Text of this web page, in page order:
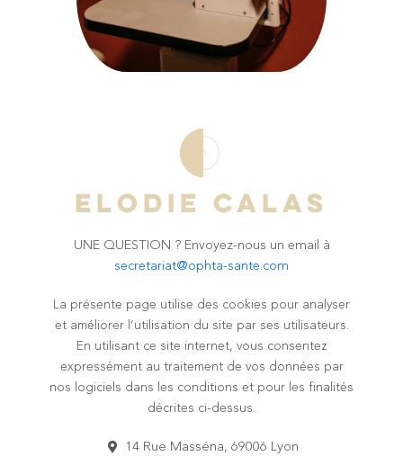
ELODIE CALAS
UNE QUESTION ? Envoyez-nous un email à
secretariat@ophta-sante.com
La présente page utilise des cookies pour analyser
et améliorer l’utilisation du site par ses utilisateurs.
En utilisant ce site internet, vous consentez
expressément au traitement de vos données par
nos logiciels dans les conditions et pour les finalités
décrites ci-dessus.
14 Rue Masséna, 69006 Lyon